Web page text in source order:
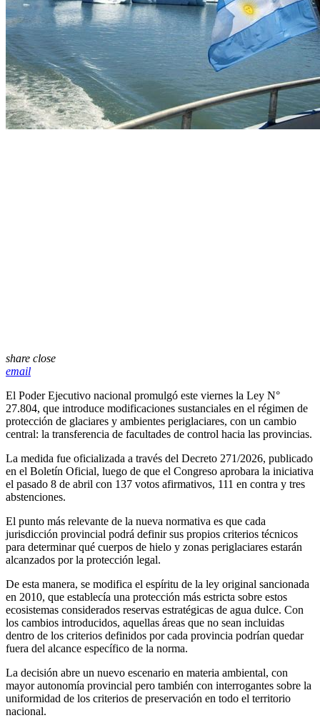
share close
email
El Poder Ejecutivo nacional promulgó este viernes la Ley N°
27.804, que introduce modificaciones sustanciales en el régimen de
protección de glaciares y ambientes periglaciares, con un cambio
central: la transferencia de facultades de control hacia las provincias.
La medida fue oficializada a través del Decreto 271/2026, publicado
en el Boletín Oficial, luego de que el Congreso aprobara la iniciativa
el pasado 8 de abril con 137 votos afirmativos, 111 en contra y tres
abstenciones.
El punto más relevante de la nueva normativa es que cada
jurisdicción provincial podrá definir sus propios criterios técnicos
para determinar qué cuerpos de hielo y zonas periglaciares estarán
alcanzados por la protección legal.
De esta manera, se modifica el espíritu de la ley original sancionada
en 2010, que establecía una protección más estricta sobre estos
ecosistemas considerados reservas estratégicas de agua dulce. Con
los cambios introducidos, aquellas áreas que no sean incluidas
dentro de los criterios definidos por cada provincia podrían quedar
fuera del alcance específico de la norma.
La decisión abre un nuevo escenario en materia ambiental, con
mayor autonomía provincial pero también con interrogantes sobre la
uniformidad de los criterios de preservación en todo el territorio
nacional.